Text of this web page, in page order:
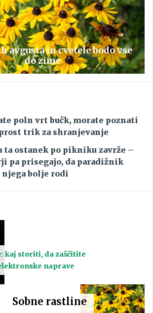
avgusta in cvetele bodo vse
do zime
poln vrt bučk, morate poznati
trik za shranjevanje
ta ostanek po pikniku zavrže –
pa prisegajo, da paradižnik
njega bolje rodi
kaj storiti, da zaščitite
naprave
Sobne rastline